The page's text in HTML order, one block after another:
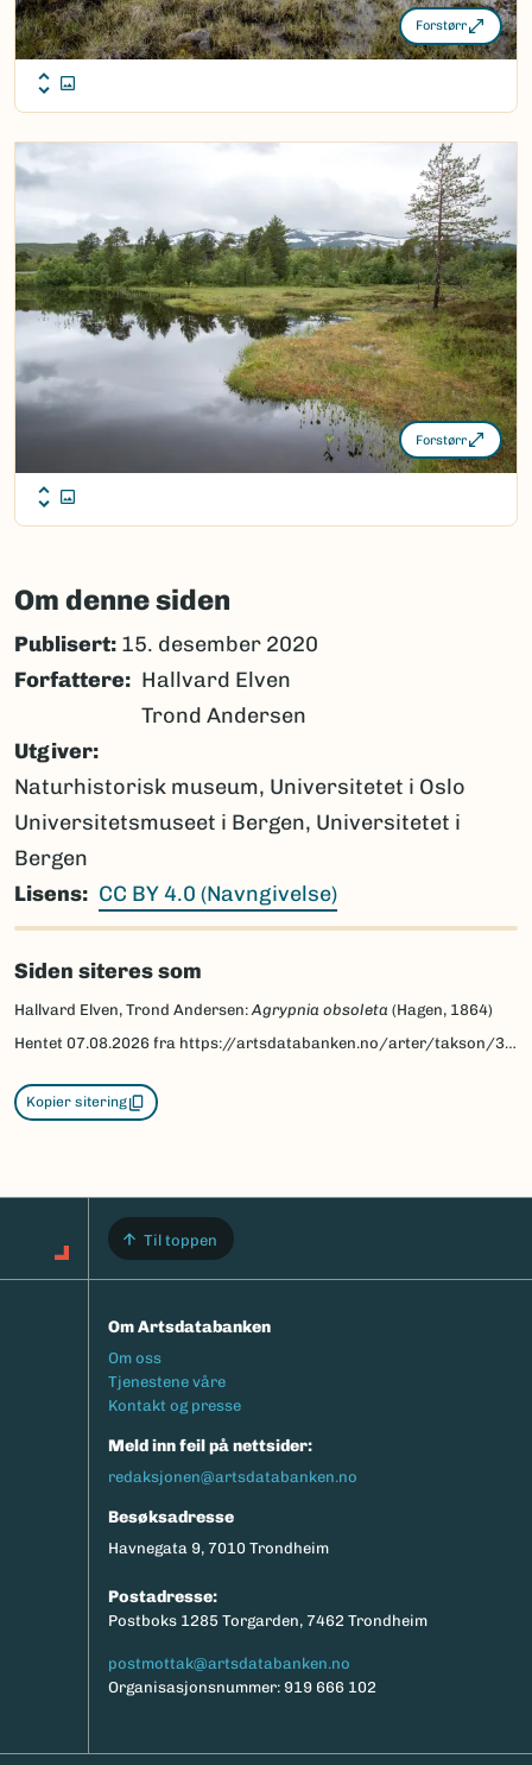
Forstørr
Forstørr
Om denne siden
Publisert: 15. desember 2020
Forfattere
Hallvard Elven
Trond Andersen
Utgiver
Naturhistorisk museum, Universitetet i Oslo
Universitetsmuseet i Bergen, Universitetet i
Bergen
Lisens
CC BY 4.0 (Navngivelse)
Siden siteres som
Hallvard Elven, Trond Andersen:Agrypnia obsoleta (Hagen, 1864)
Hentet 07.08.2026 fra https://artsdatabanken.no/arter/takson/32933/beskrivelse
Kopier sitering
Til toppen
Om Artsdatabanken
Footermeny
Om oss
Tjenestene våre
Kontakt og presse
Meld inn feil på nettsider:
redaksjonen@artsdatabanken.no
Besøksadresse
Havnegata 9, 7010 Trondheim
Postadresse:
Postboks 1285 Torgarden, 7462 Trondheim
postmottak@artsdatabanken.no
Organisasjonsnummer: 919 666 102